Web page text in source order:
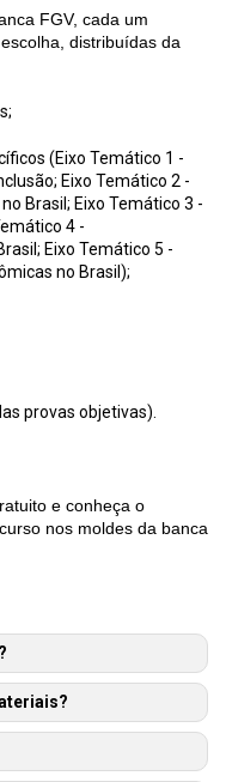
FGV, cada um
distribuídas da
(Eixo Temático 1 -
Eixo Temático 2 -
Brasil; Eixo Temático 3 -
4 -
Eixo Temático 5 -
no Brasil);
provas objetivas).
e conheça o
nos moldes da banca